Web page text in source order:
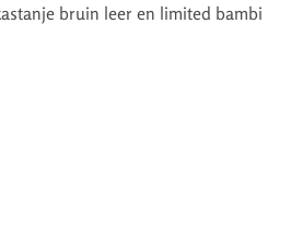
bruin leer en limited bambi